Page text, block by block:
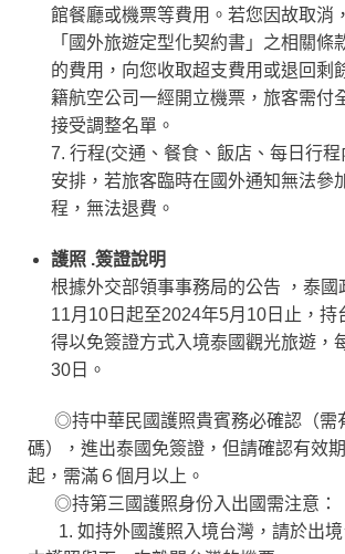
館餐廳或機票等費用。若您因故取消
「國外旅遊定型化契約書」之相關條
的費用，向您收取超支費用或退回剩
籍航空公司一經開立機票，旅客需付
接受調整名單。
7. 行程(交通、餐食、飯店、每日行
安排，若旅客臨時在國外通知無法參
程，無法退費。
護照 .簽證說明
根據外交部領事事務局的公告 ，泰國
11月10日起至2024年5月10日止，持
得以免簽證方式入境泰國觀光旅遊，
30日。
◎持中華民國護照貴賓務必確認（需
碼），進出泰國免簽證，但請確認有效
起，需滿６個月以上。
◎持第三國護照身份入出國需注意：
1. 如持外國護照入境台灣，請於出境